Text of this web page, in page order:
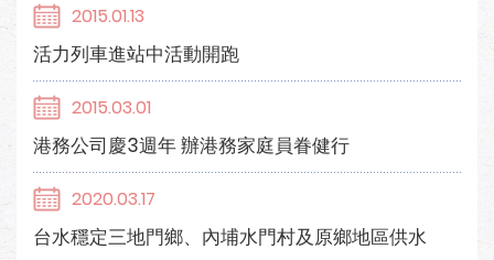
2015.01.13
活力列車進站中活動開跑
2015.03.01
港務公司慶3週年 辦港務家庭員眷健行
2020.03.17
台水穩定三地門鄉、內埔水門村及原鄉地區供水